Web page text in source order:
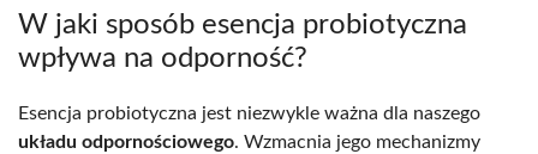
W jaki sposób esencja probiotyczna
wpływa na odporność?
Esencja probiotyczna jest niezwykle ważna dla naszego
układu odpornościowego. Wzmacnia jego mechanizmy